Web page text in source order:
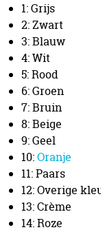
1: Grijs
2: Zwart
3: Blauw
4: Wit
5: Rood
6: Groen
7: Bruin
8: Beige
9: Geel
10:Oranje
11: Paars
12: Overige
13: Crème
14: Roze